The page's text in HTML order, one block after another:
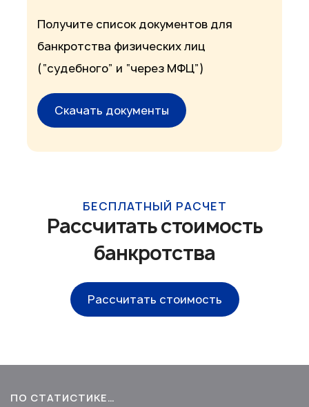
Получите список документов для
банкротства физических лиц
(“судебного” и “через МФЦ”)
Скачать документы
БЕСПЛАТНЫЙ РАСЧЕТ
Рассчитать стоимость
банкротства
Рассчитать стоимость
ПО СТАТИСТИКЕ…